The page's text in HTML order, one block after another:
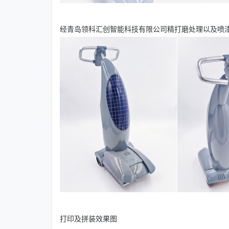
经青岛领科汇创智能科技有限公司精打磨处理以及喷
打印及拼装效果图